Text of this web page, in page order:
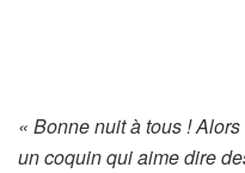
« Bonne nuit à tous !
un coquin qui aime dire